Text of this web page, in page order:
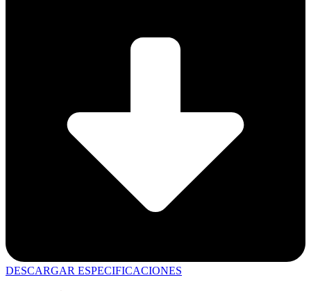
DESCARGAR ESPECIFICACIONES